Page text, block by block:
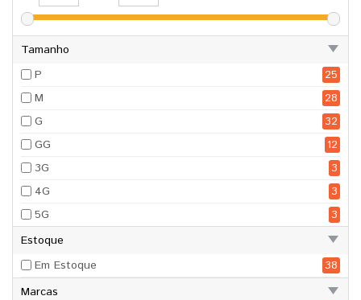
Tamanho
P
25
M
28
G
32
GG
12
3G
3
4G
3
5G
3
Estoque
Em Estoque
38
Marcas